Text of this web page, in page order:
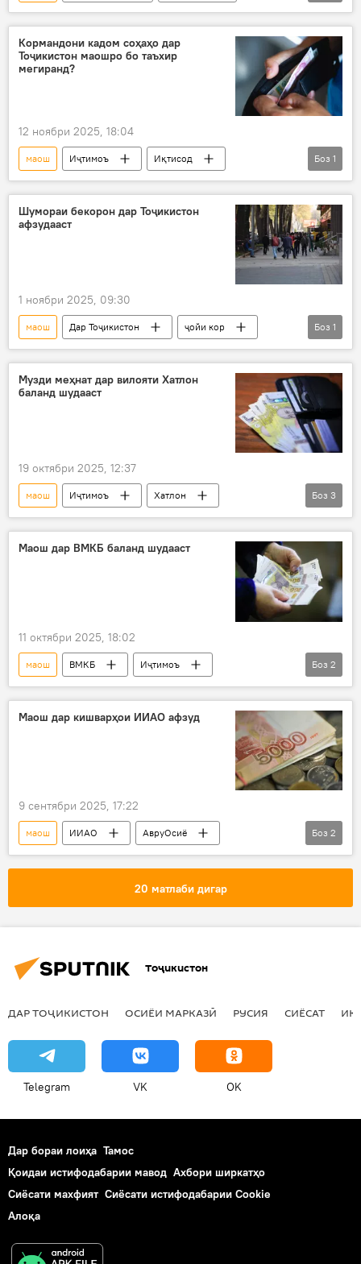
музди меҳнат
Кормандони кадом соҳаҳо дар
Тоҷикистон маошро бо таъхир
мегиранд?
12 ноябри 2025, 18:04
маош Иҷтимоъ
Иқтисод
Дар Тоҷикистон
Боз 1
Шумораи бекорон дар Тоҷикистон
афзудааст
1 ноябри 2025, 09:30
маош Дар Тоҷикистон
ҷойи кор
бекорӣ
Боз 1
Музди меҳнат дар вилояти Хатлон
баланд шудааст
19 октябри 2025, 12:37
маош Иҷтимоъ
Хатлон
музди меҳнат
Дар Тоҷикистон
баланд
Боз 3
Маош дар ВМКБ баланд шудааст
11 октябри 2025, 18:02
маош ВМКБ
Иҷтимоъ
музди меҳнат
Дар Тоҷикистон
Боз 2
Маош дар кишварҳои ИИАО афзуд
9 сентябри 2025, 17:22
маош ИИАО
АвруОсиё
Иқтисод
омор Русия
Боз 2
20 матлаби дигар
Тоҷикистон
ДАР ТОҶИКИСТОН ОСИЁИ МАРКАЗӢ РУСИЯ СИЁСАТ
Telegram VK OK
Дар бораи лоиҳа Тамос
Қоидаи истифодабарии мавод Ахбори ширкатҳо
Сиёсати махфият Сиёсати истифодабарии Cookie
Алоқа